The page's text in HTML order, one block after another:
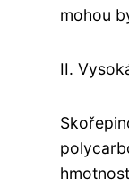
mohou
II.